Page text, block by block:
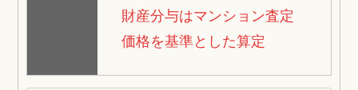
財産分与はマンション査定
価格を基準とした算定